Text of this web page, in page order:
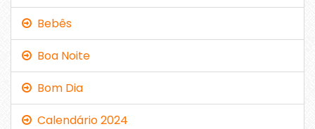
Bebês
Boa Noite
Bom Dia
Calendário 2024